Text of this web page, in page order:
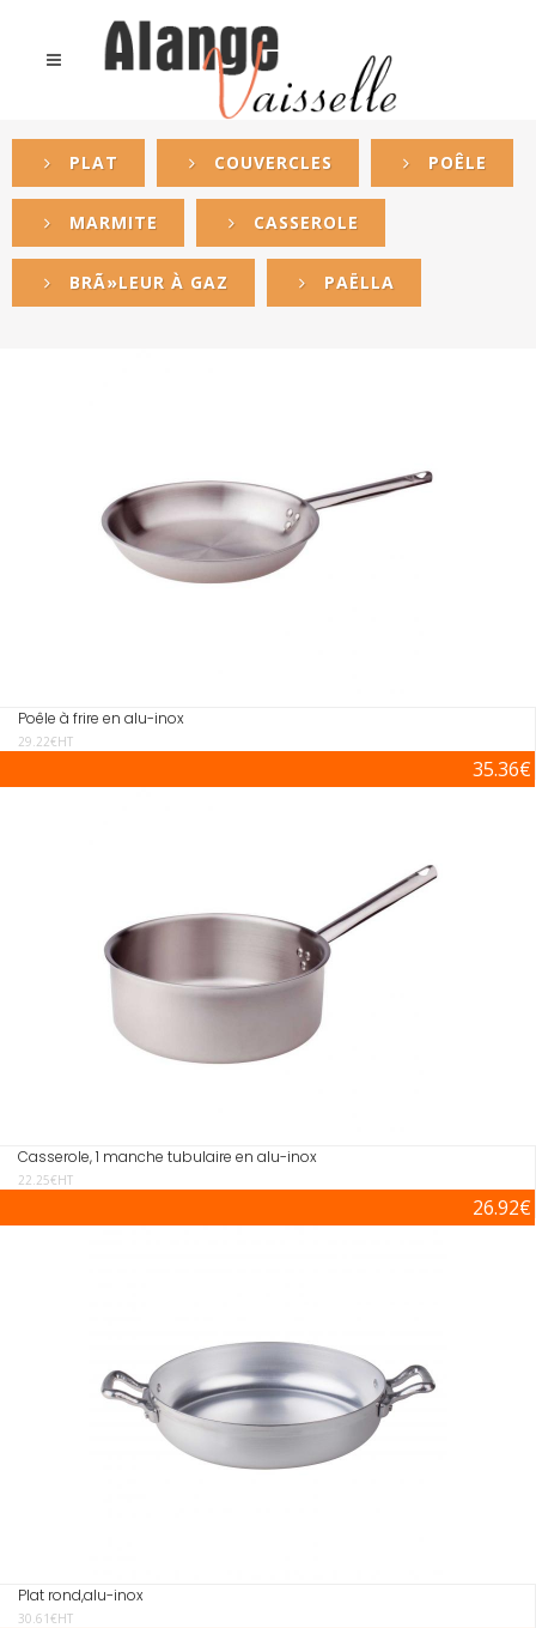
PLAT COUVERCLES POÊLE
MARMITE CASSEROLE
BRÃ»LEUR À GAZ PAËLLA
Poêle à frire en alu-inox
29.22€HT
35.36€
Casserole, 1 manche tubulaire en alu-inox
22.25€HT
26.92€
Plat rond,alu-inox
30.61€HT